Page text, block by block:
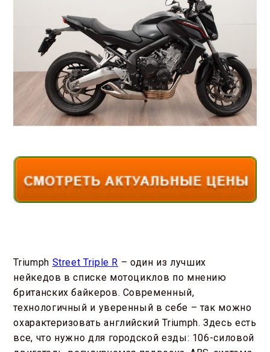
Triumph Street Triple R – один из лучших
нейкедов в списке мотоциклов по мнению
британских байкеров. Современный,
технологичный и уверенный в себе – так можно
охарактеризовать английский Triumph. Здесь есть
все, что нужно для городской езды: 106-силовой